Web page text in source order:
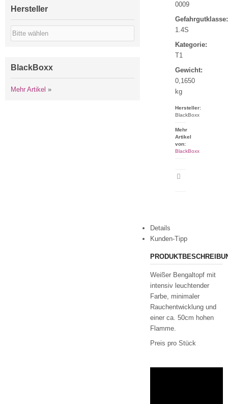
0009
Gefahrgutklasse:
1.4S
Kategorie:
T1
Gewicht:
0,1650
kg
Hersteller:
BlackBoxx
Mehr
Artikel
von:
BlackBoxx
Details
Kunden-Tipp
Weißer Bengaltopf mit
intensiv leuchtender
Farbe, minimaler
Rauchentwicklung und
einer ca. 50cm hohen
Flamme.
Preis pro Stück
Hersteller
BlackBoxx
Mehr Artikel »